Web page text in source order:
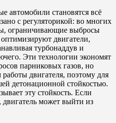
автомобили становятся всё
с регуляторикой: во многих
ограничивающие выбросы
двигатели,
турбонаддув и
Эти технологии экономят
парниковых газов, но
двигателя, поэтому для
детонационной стойкостью.
эту стойкость. Если
двигатель может выйти из